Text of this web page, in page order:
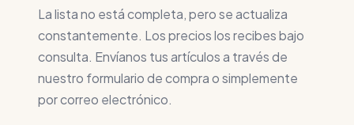
La lista no está completa, pero se actualiza
constantemente. Los precios los recibes bajo
consulta. Envíanos tus artículos a través de
nuestro formulario de compra o simplemente
por correo electrónico.